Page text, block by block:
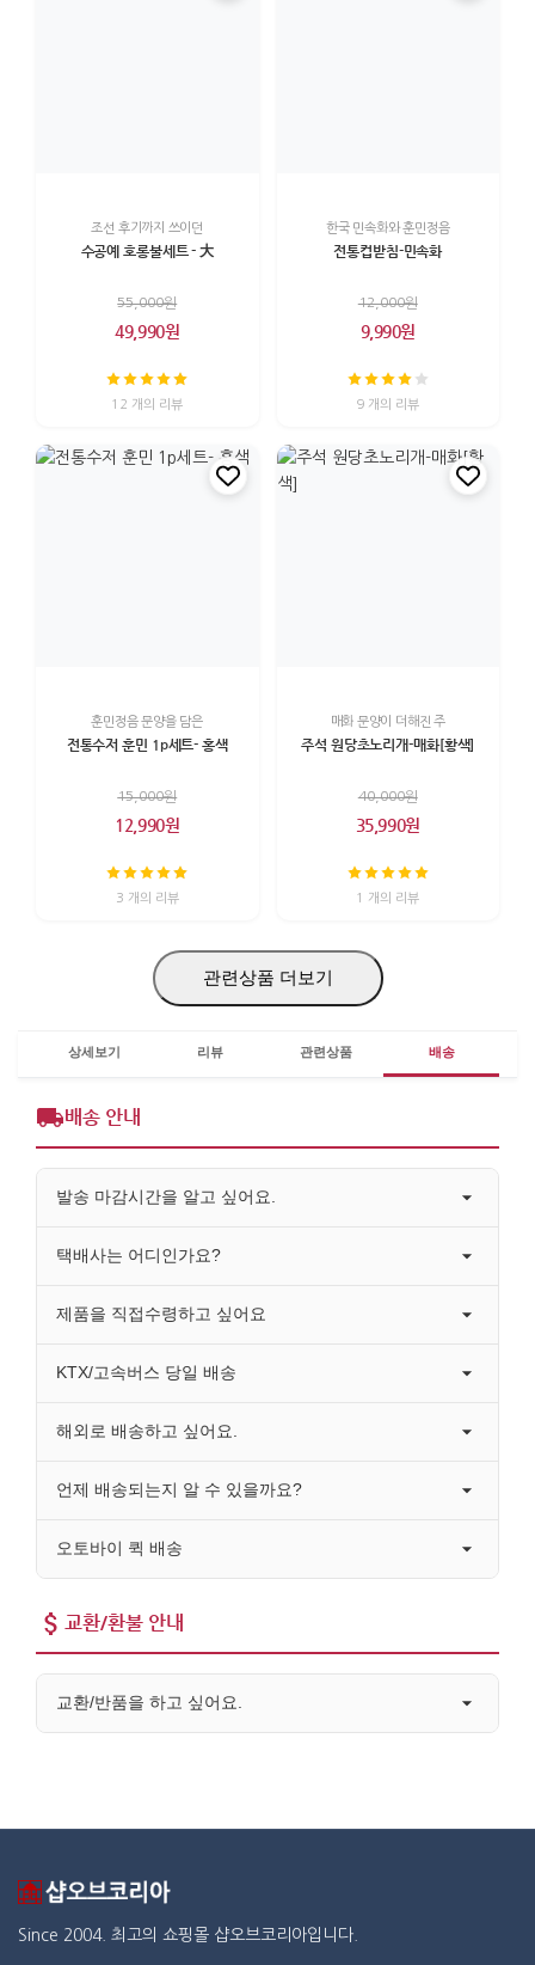
조선 후기까지 쓰이던
수공예 호롱불세트 - 大
55,000원
49,990원
12 개의 리뷰
한국 민속화와 훈민정음
전통컵받침-민속화
12,000원
9,990원
9 개의 리뷰
훈민정음 문양을 담은
전통수저 훈민 1p세트- 홍색
15,000원
12,990원
3 개의 리뷰
매화 문양이 더해진 주
주석 원당초노리개-매화[황색]
40,000원
35,990원
1 개의 리뷰
관련상품 더보기
상세보기 리뷰 관련상품 배송
배송 안내
발송 마감시간을 알고 싶어요.
택배사는 어디인가요?
제품을 직접수령하고 싶어요
KTX/고속버스 당일 배송
해외로 배송하고 싶어요.
언제 배송되는지 알 수 있을까요?
오토바이 퀵 배송
교환/환불 안내
교환/반품을 하고 싶어요.
Since 2004. 최고의 쇼핑몰 샵오브코리아입니다.